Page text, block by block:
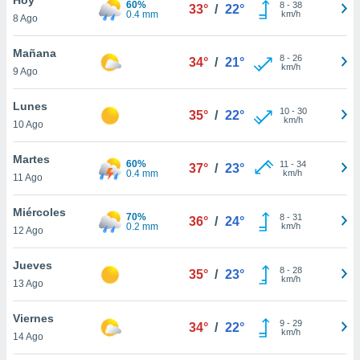
en
más
nuestra
de
cookies
aceptar
8 Ago
60%
0.4 mm
33° / 22° 8- 38
km/h
Mañana
9 Ago
34° / 21° 8- 26
km/h
Lunes
10 Ago
35° / 22° 10- 30
km/h
Martes
11 Ago
60%
0.4 mm
37° / 23° 11 - 34
km/h
Miércoles
12 Ago
70%
0.2 mm
36° / 24° 8- 31
km/h
Jueves
13 Ago
35° / 23° 8- 28
km/h
Viernes
14 Ago
34° / 22° 9- 29
km/h